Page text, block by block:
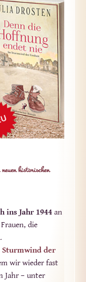
historischen
ins Jahr 1944 an
die
Sturmwind der
wir wieder fast
Jahr – unter